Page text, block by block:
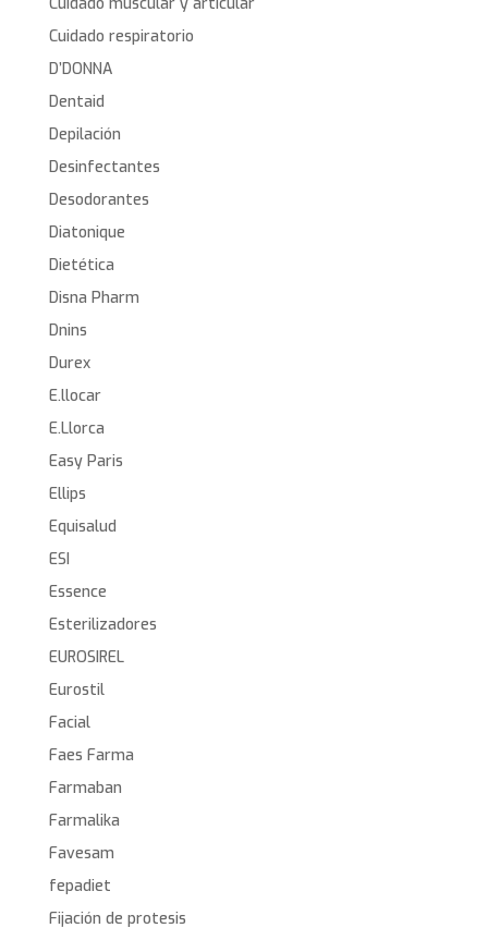
Cuidado respiratorio
D’DONNA
Dentaid
Depilación
Desinfectantes
Desodorantes
Diatonique
Dietética
Disna Pharm
Dnins
Durex
E.llocar
E.Llorca
Easy Paris
Ellips
Equisalud
ESI
Essence
Esterilizadores
EUROSIREL
Eurostil
Facial
Faes Farma
Farmaban
Farmalika
Favesam
fepadiet
Fijación de protesis